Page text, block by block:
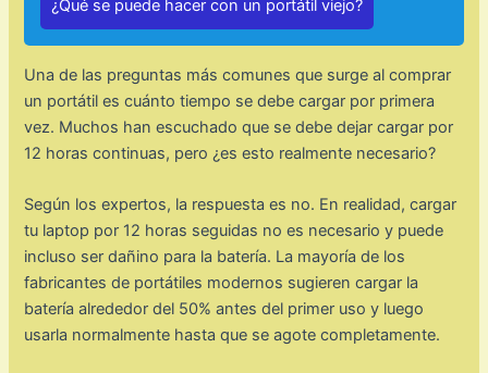
¿Qué se puede hacer con un portátil viejo?
Una de las preguntas más comunes que surge al comprar
un portátil es cuánto tiempo se debe cargar por primera
vez. Muchos han escuchado que se debe dejar cargar por
12 horas continuas, pero ¿es esto realmente necesario?
Según los expertos, la respuesta es no. En realidad, cargar
tu laptop por 12 horas seguidas no es necesario y puede
incluso ser dañino para la batería. La mayoría de los
fabricantes de portátiles modernos sugieren cargar la
batería alrededor del 50% antes del primer uso y luego
usarla normalmente hasta que se agote completamente.